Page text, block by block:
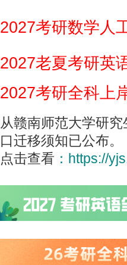
2027考研数学人
2027老夏考研英
2027考研全科上
从赣南师范大学研
口迁移须知已公布。
点击查看 ： https://